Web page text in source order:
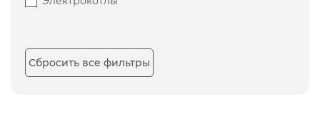
Сбросить все фильтры